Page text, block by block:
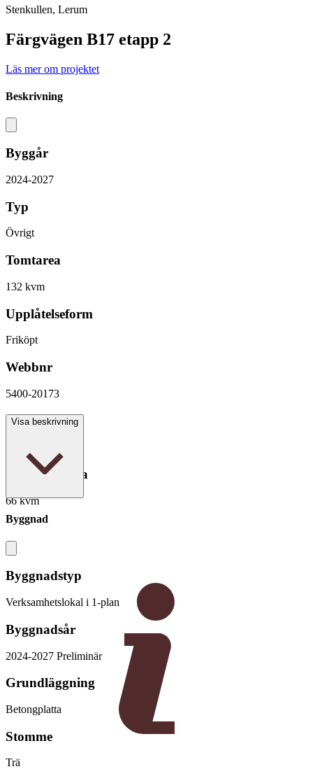
Stenkullen, Lerum
Färgvägen B17 etapp 2
Läs mer om projektet
Beskrivning
Byggår
2024-2027
Typ
Övrigt
Tomtarea
132 kvm
Upplåtelseform
Friköpt
Webbnr
5400-20173
Antal rum
Boarea/Biarea
66 kvm
Visa beskrivning
Byggnad
Byggnadstyp
Verksamhetslokal i 1-plan
Byggnadsår
2024-2027 Preliminär
Grundläggning
Betongplatta
Stomme
Trä